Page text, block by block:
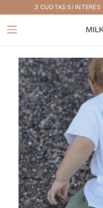
3 CUOTAS S/ INTERÉS